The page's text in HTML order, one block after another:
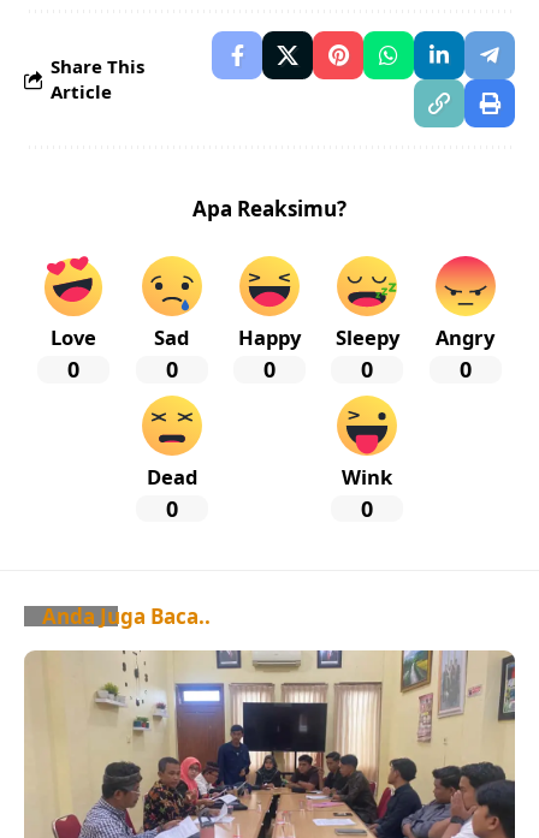
Share This
Article
Apa Reaksimu?
Love
0
Sad
0
Happy
0
Sleepy
0
Angry
0
Dead
0
Wink
0
Anda Juga Baca..